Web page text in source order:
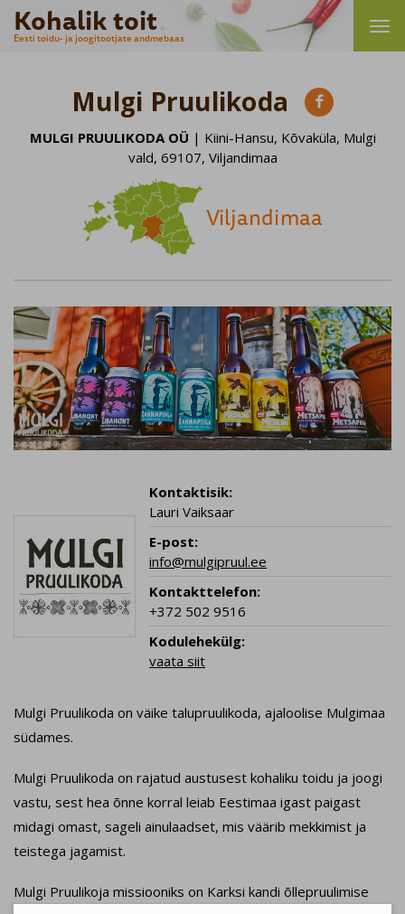
Kohalik toit
Eesti toidu- ja joogitootjate andmebaas
Mulgi Pruulikoda 
MULGI PRUULIKODA OÜ | Kiini-Hansu, Kõvaküla, Mulgi
vald, 69107, Viljandimaa
Viljandimaa
Kontaktisik:
Lauri Vaiksaar
E-post:
info@mulgipruul.ee
Kontakttelefon:
+372 502 9516
Kodulehekülg:
vaata siit
Mulgi Pruulikoda on väike talupruulikoda, ajaloolise Mulgimaa
südames.
Mulgi Pruulikoda on rajatud austusest kohaliku toidu ja joogi
vastu, sest hea õnne korral leiab Eestimaa igast paigast
midagi omast, sageli ainulaadset, mis väärib mekkimist ja
teistega jagamist.
Mulgi Pruulikoja missiooniks on Karksi kandi õllepruulimise